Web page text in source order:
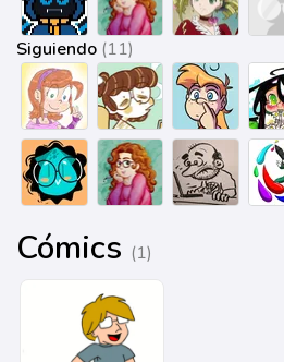
Siguiendo (11)
Cómics (1)